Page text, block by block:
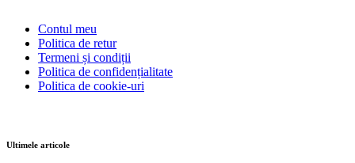
Contul meu
Politica de retur
Termeni și condiții
Politica de confidențialitate
Politica de cookie-uri
Ultimele articole